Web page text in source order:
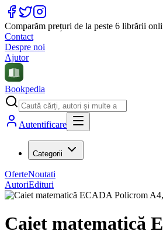
Comparăm prețuri de la peste 6 librării
Contact
Despre noi
Ajutor
Bookpedia
Autentificare
Categorii
OferteNoutati
AutoriEdituri
Caiet matematică